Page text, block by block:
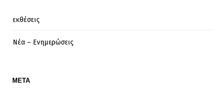
εκθέσεις
Νέα – Ενημερώσεις
META